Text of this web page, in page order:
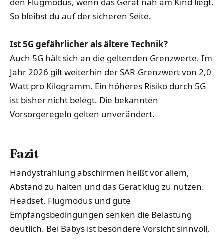
So bleibst du auf der sicheren Seite.
Ist 5G gefährlicher als ältere Technik?
Auch 5G hält sich an die geltenden Grenzwerte. Im
Jahr 2026 gilt weiterhin der SAR-Grenzwert von 2,0
Watt pro Kilogramm. Ein höheres Risiko durch 5G
ist bisher nicht belegt. Die bekannten
Vorsorgeregeln gelten unverändert.
Fazit
Handystrahlung abschirmen heißt vor allem,
Abstand zu halten und das Gerät klug zu nutzen.
Headset, Flugmodus und gute
Empfangsbedingungen senken die Belastung
deutlich. Bei Babys ist besondere Vorsicht sinnvoll,